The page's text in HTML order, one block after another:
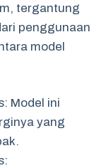
tergantung
penggunaan
model
Model ini
yang